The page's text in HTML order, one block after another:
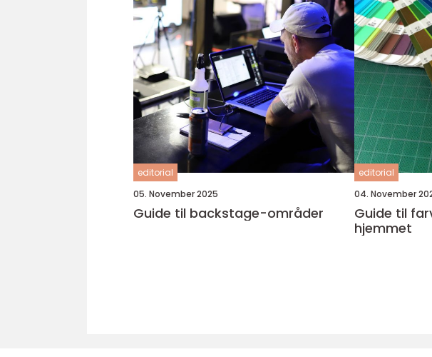
editorial
05. November 2025
Guide til backstage-områder
editorial
04. November
Guide til
hjemmet